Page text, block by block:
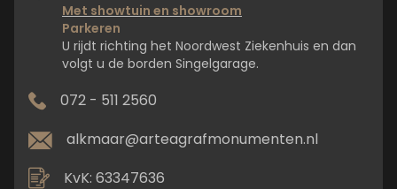
Met showtuin en showroom
Parkeren
U rijdt richting het Noordwest Ziekenhuis en dan
volgt u de borden Singelgarage.
072 - 511 2560
alkmaar@arteagrafmonumenten.nl
KvK: 63347636